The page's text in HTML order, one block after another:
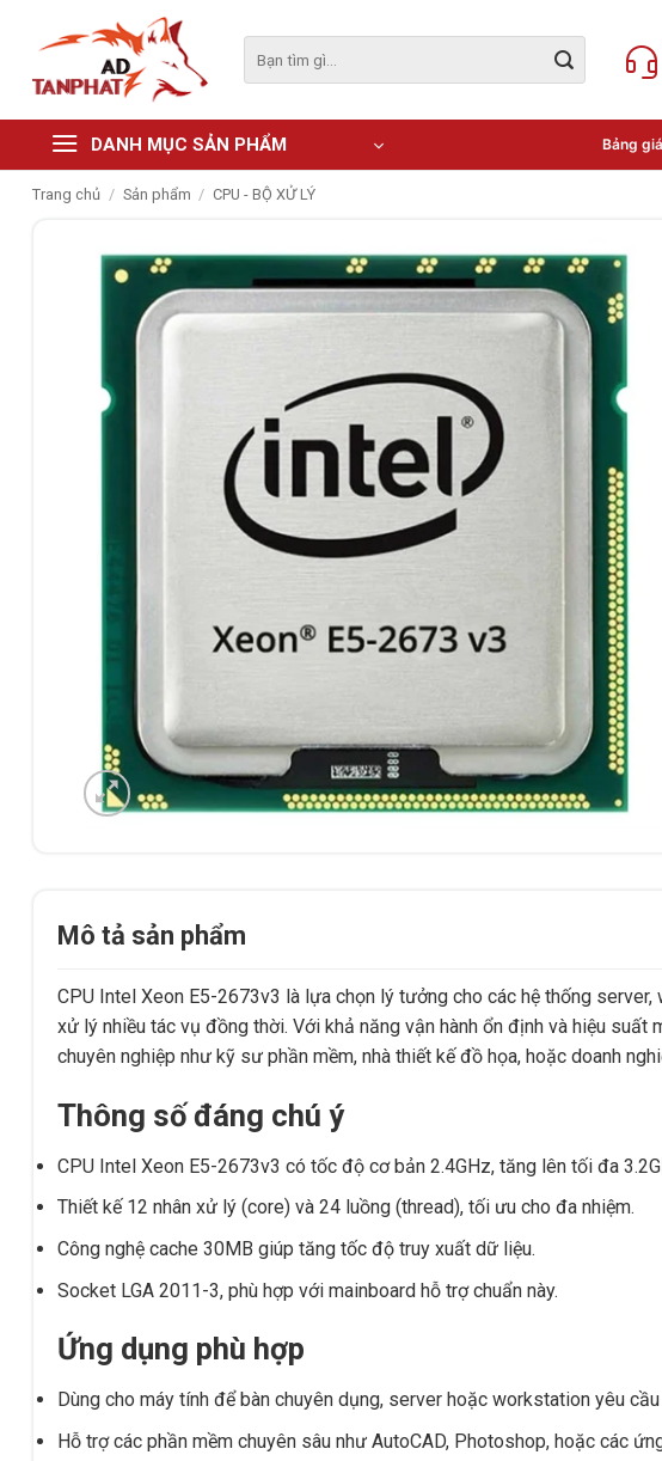
content
kiếm:
DANH MỤC SẢN PHẨM Bảng
Trang chủ / Sản phẩm / CPU - BỘ XỬ LÝ
Mô tả sản phẩm
CPU Intel Xeon E5-2673v3 là lựa chọn lý tưởng cho các hệ thống
xử lý nhiều tác vụ đồng thời. Với khả năng vận hành ổn định và hiệu suất
chuyên nghiệp như kỹ sư phần mềm, nhà thiết kế đồ họa, hoặc doanh
Thông số đáng chú ý
CPU Intel Xeon E5-2673v3 có tốc độ cơ bản 2.4GHz, tăng lên tối đa
Thiết kế 12 nhân xử lý (core) và 24 luồng (thread), tối ưu cho đa nhiệm.
Công nghệ cache 30MB giúp tăng tốc độ truy xuất dữ liệu.
Socket LGA 2011-3, phù hợp với mainboard hỗ trợ chuẩn này.
Ứng dụng phù hợp
Dùng cho máy tính để bàn chuyên dụng, server hoặc workstation yêu
Hỗ trợ các phần mềm chuyên sâu như AutoCAD, Photoshop, hoặc các